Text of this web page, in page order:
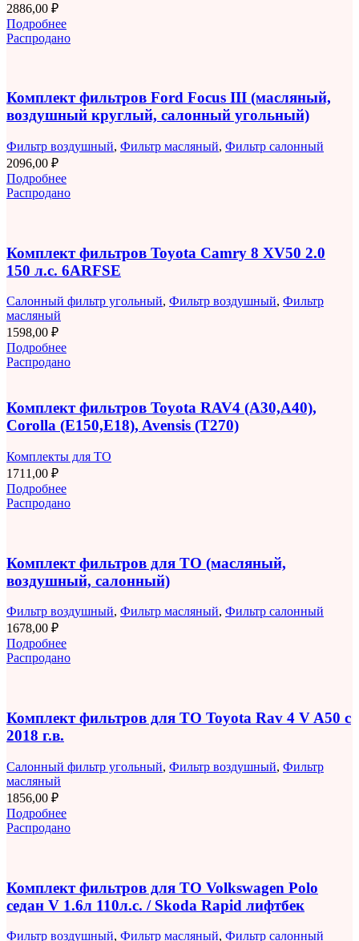
2886,00 ₽
Подробнее
Распродано
Комплект фильтров Ford Focus III (масляный,
воздушный круглый, салонный угольный)
Фильтр воздушный, Фильтр масляный, Фильтр салонный
2096,00 ₽
Подробнее
Распродано
Комплект фильтров Toyota Camry 8 XV50 2.0
150 л.с. 6ARFSE
Салонный фильтр угольный, Фильтр воздушный, Фильтр
масляный
1598,00 ₽
Подробнее
Распродано
Комплект фильтров Toyota RAV4 (A30,A40),
Corolla (E150,E18), Avensis (T270)
Комплекты для ТО
1711,00 ₽
Подробнее
Распродано
Комплект фильтров для ТО (масляный,
воздушный, салонный)
Фильтр воздушный, Фильтр масляный, Фильтр салонный
1678,00 ₽
Подробнее
Распродано
Комплект фильтров для ТО Toyota Rav 4 V A50 с
2018 г.в.
Салонный фильтр угольный, Фильтр воздушный, Фильтр
масляный
1856,00 ₽
Подробнее
Распродано
Комплект фильтров для ТО Volkswagen Polo
седан V 1.6л 110л.с. / Skoda Rapid лифтбек
Фильтр воздушный, Фильтр масляный, Фильтр салонный